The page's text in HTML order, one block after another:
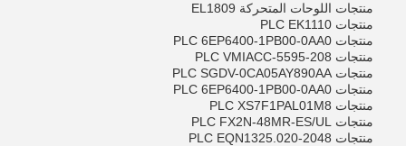
منتجات اللوحات المتحركة EL1809
منتجات PLC EK1110
منتجات PLC 6EP6400-1PB00-0AA0
منتجات PLC VMIACC-5595-208
منتجات PLC SGDV-0CA05AY890AA
منتجات PLC 6EP6400-1PB00-0AA0
منتجات PLC XS7F1PAL01M8
منتجات PLC FX2N-48MR-ES/UL
منتجات PLC EQN1325.020-2048